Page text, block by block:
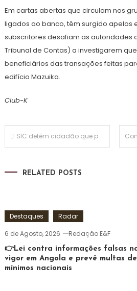
Em cartas abertas que circulam nos
ligados ao banco, têm surgido apelos
subscritores desafiam as autoridades
Tribunal de Contas) a investigarem
beneficiários das transações feitas
edifício Mazuika.
Club-K
Navegação
SIC detém cidadão que partiu braço da mulher com pau por não aceitar término da relação
RELATED POSTS
Destaques
Radar
6 de Agosto, 2026
Redação E&F
👉Lei contra informações falsas
vigor em Angola e prevê multas
mínimos nacionais